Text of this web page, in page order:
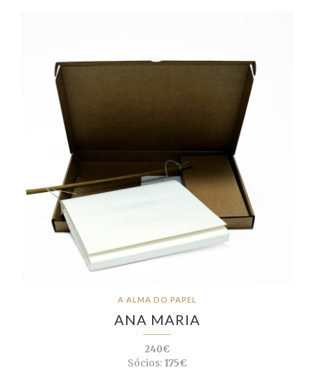
A ALMA DO PAPEL
ANA MARIA
240€
Sócios:175€